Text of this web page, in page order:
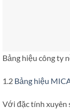
Bảng hiệu công ty
1.2 Bảng hiệu
Với đặc tính xuyên